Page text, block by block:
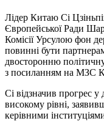
Лідер Китаю Сі
Європейської Ради
Комісії Урсулою фон
повинні бути
двосторонню
з посиланням на МЗС
Сі відзначив прогрес у
високому рівні,
керівними